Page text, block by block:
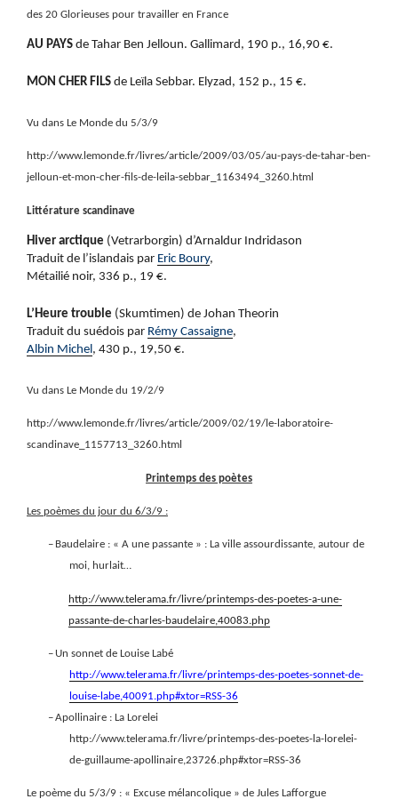
des 20 Glorieuses pour travailler en France
AU PAYS de Tahar Ben Jelloun. Gallimard, 190 p., 16,90 €.
MON CHER FILS de Leïla Sebbar. Elyzad, 152 p., 15 €.
Vu dans Le Monde du 5/3/9
http://www.lemonde.fr/livres/article/2009/03/05/au-pays-de-tahar-ben-
jelloun-et-mon-cher-fils-de-leila-sebbar_1163494_3260.html
Littérature scandinave
Hiver arctique (Vetrarborgin) d’Arnaldur Indridason
Traduit de l’islandais par Eric Boury,
Métailié noir, 336 p., 19 €.
L’Heure trouble (Skumtimen) de Johan Theorin
Traduit du suédois par Rémy Cassaigne,
Albin Michel, 430 p., 19,50 €.
Vu dans Le Monde du 19/2/9
http://www.lemonde.fr/livres/article/2009/02/19/le-laboratoire-
scandinave_1157713_3260.html
Printemps des poètes
Les poèmes du jour du 6/3/9 :
– Baudelaire : « A une passante » : La ville assourdissante, autour de
moi, hurlait…
http://www.telerama.fr/livre/printemps-des-poetes-a-une-
passante-de-charles-baudelaire,40083.php
– Un sonnet de Louise Labé
http://www.telerama.fr/livre/printemps-des-poetes-sonnet-de-
louise-labe,40091.php#xtor=RSS-36
–Apollinaire : La Lorelei
http://www.telerama.fr/livre/printemps-des-poetes-la-lorelei-
de-guillaume-apollinaire,23726.php#xtor=RSS-36
Le poème du 5/3/9 : « Excuse mélancolique » de Jules Lafforgue